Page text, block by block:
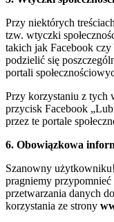
Przy niektórych
tzw. wtyczki
takich jak Facebook
podzielić się
portali
Przy korzystaniu z tych
przycisk Facebook
przez te portale
6. Obowiązkowa
Szanowny
pragniemy
przetwarzania danych
korzystania ze strony